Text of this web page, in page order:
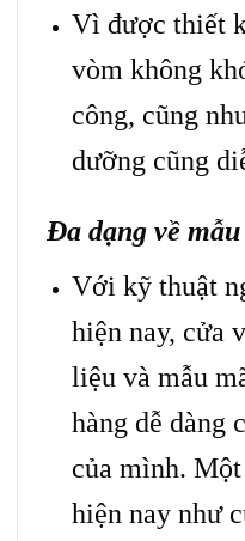
Vì được thiết
vòm không
công, cũng
dưỡng cũng
Đa dạng về
Với kỹ thuật
hiện nay, cửa
liệu và mẫu
hàng dễ dàng
của mình.
hiện nay như